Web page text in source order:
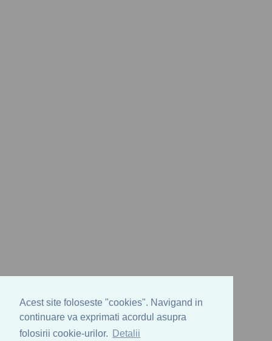
Acest site foloseste "cookies". Navigand in
continuare va exprimati acordul asupra
folosirii cookie-urilor.
Detalii